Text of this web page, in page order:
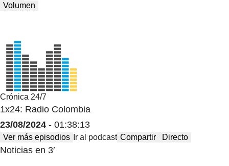
Volumen
Crónica 24/7
1x24: Radio Colombia
23/08/2024 - 01:38:13
Ver más episodios Ir al podcast Compartir Directo
Noticias en 3′